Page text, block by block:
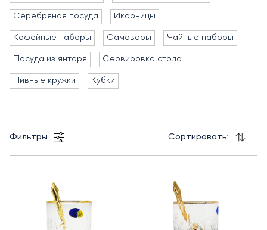
Серебряная посуда Икорницы
Кофейные наборы Самовары Чайные наборы
Посуда из янтаря Сервировка стола
Пивные кружки Кубки
Фильтры Сортировать: